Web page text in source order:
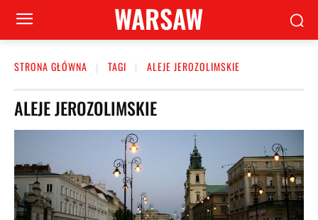
WARSAW
STRONA GŁÓWNA TAGI ALEJE JEROZOLIMSKIE
ALEJE JEROZOLIMSKIE